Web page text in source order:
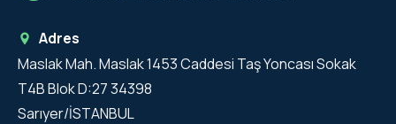
Adres
Maslak Mah. Maslak 1453 Caddesi Taş Yoncası Sokak
T4B Blok D:27 34398
Sarıyer/İSTANBUL